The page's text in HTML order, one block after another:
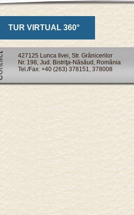
TUR VIRTUAL 360°
427125 Lunca Ilvei, Str. Grănicerilor
Nr. 198, Jud. Bistriţa-Năsăud, România
Tel./Fax: +40 (263) 378151, 378008